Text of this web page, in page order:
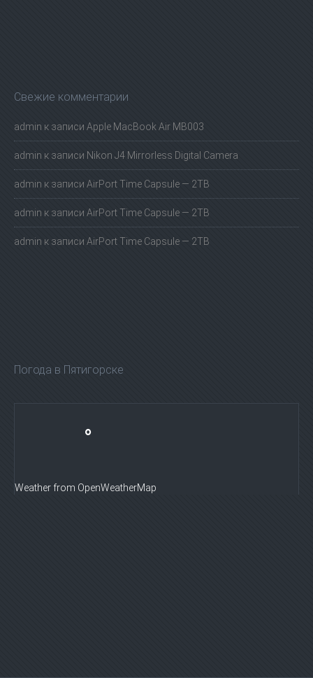
Свежие комментарии
admin к записи Apple MacBook Air MB003
admin к записи Nikon J4 Mirrorless Digital Camera
admin к записи AirPort Time Capsule — 2TB
admin к записи AirPort Time Capsule — 2TB
admin к записи AirPort Time Capsule — 2TB
Погода в Пятигорске
°
Weather from OpenWeatherMap